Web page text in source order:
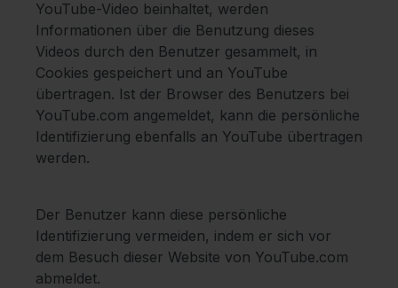
YouTube-Video beinhaltet, werden
Informationen über die Benutzung dieses
Videos durch den Benutzer gesammelt, in
Cookies gespeichert und an YouTube
übertragen. Ist der Browser des Benutzers bei
YouTube.com angemeldet, kann die persönliche
Identifizierung ebenfalls an YouTube übertragen
werden.
Der Benutzer kann diese persönliche
Identifizierung vermeiden, indem er sich vor
dem Besuch dieser Website von YouTube.com
abmeldet.